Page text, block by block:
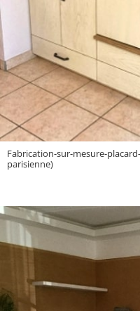
Fabrication-sur-mesure-
parisienne)